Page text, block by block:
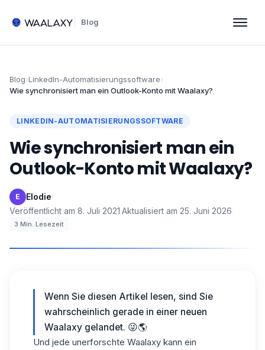
Blog
Blog›LinkedIn-Automatisierungssoftware›
Wie synchronisiert man ein Outlook-Konto mit Waalaxy?
LINKEDIN-AUTOMATISIERUNGSSOFTWARE
Wie synchronisiert man ein
Outlook-Konto mit Waalaxy?
E Elodie·
Veröffentlicht am 8. Juli 2021·Aktualisiert am 25. Juni 2026·
3 Min. Lesezeit
Wenn Sie diesen Artikel lesen, sind Sie
wahrscheinlich gerade in einer neuen
Waalaxy gelandet. 😜🌎
Und jede unerforschte Waalaxy kann ein